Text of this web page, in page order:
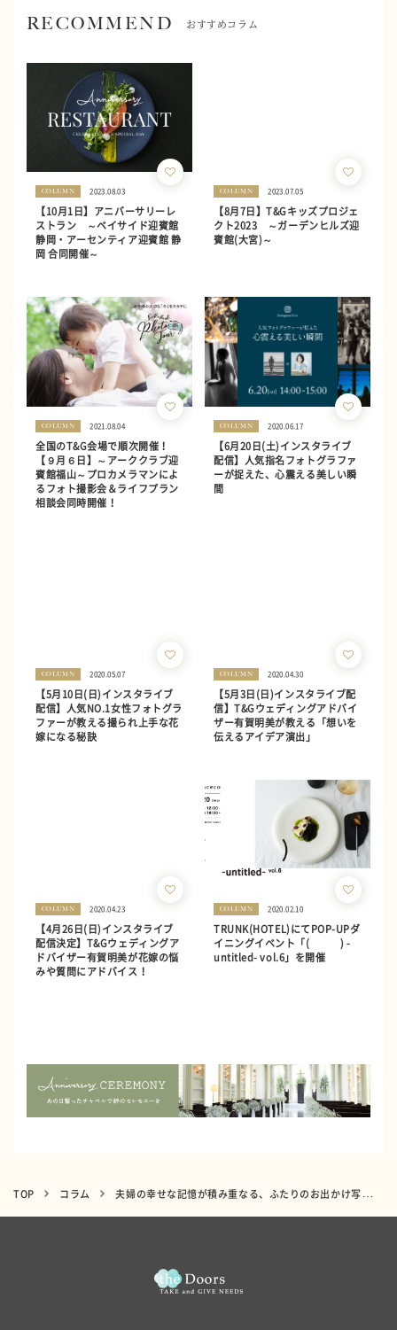
RECOMMEND おすすめコラム
COLUMN 2023.08.03
【10月1日】アニバーサリーレ
ストラン ～ベイサイド迎賓館
静岡・アーセンティア迎賓館 静
岡 合同開催～
COLUMN 2023.07.05
【8月7日】T&Gキッズプロジェ
クト2023 ～ガーデンヒルズ迎
賓館(大宮)～
COLUMN 2021.08.04
全国のT&G会場で順次開催！
【９月６日】～アーククラブ迎
賓館福山～プロカメラマンによ
るフォト撮影会＆ライフプラン
相談会同時開催！
COLUMN 2020.06.17
【6月20日(土)インスタライブ
配信】人気指名フォトグラファ
ーが捉えた、心震える美しい瞬
間
COLUMN 2020.05.07
【5月10日(日)インスタライブ
配信】人気NO.1女性フォトグラ
ファーが教える撮られ上手な花
嫁になる秘訣
COLUMN 2020.04.30
【5月3日(日)インスタライブ配
信】T&Gウェディングアドバイ
ザー有賀明美が教える「想いを
伝えるアイデア演出」
COLUMN 2020.04.23
【4月26日(日)インスタライブ
配信決定】T&Gウェディングア
ドバイザー有賀明美が花嫁の悩
みや質問にアドバイス！
COLUMN 2020.02.10
TRUNK(HOTEL)にてPOP-UPダ
イニングイベント「( ) -
untitled- vol.6」を開催
TOP コラム 夫婦の幸せな記憶が積み重なる、ふたりのお出かけ写真を残そう！